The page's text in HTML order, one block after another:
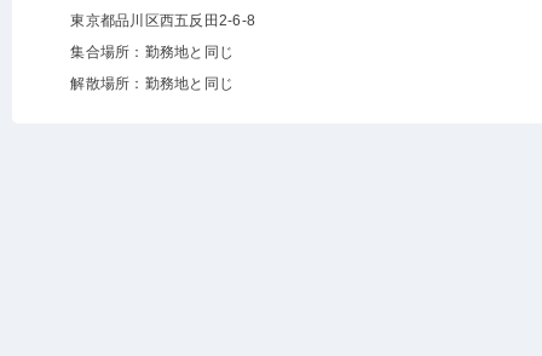
東京都品川区西五反田2-6-8
集合場所：勤務地と同じ
解散場所：勤務地と同じ